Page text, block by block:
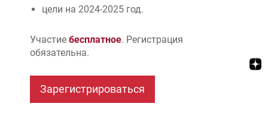
цели на 2024-2025 год.
Участие бесплатное. Регистрация
обязательна.